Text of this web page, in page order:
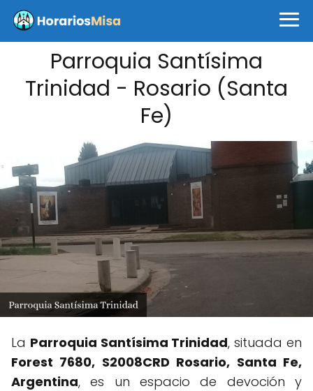
Parroquia Santísima
Trinidad - Rosario (Santa
Fe)
La Parroquia Santísima Trinidad, situada en
Forest 7680, S2008CRD Rosario, Santa Fe,
Argentina, es un espacio de devoción y